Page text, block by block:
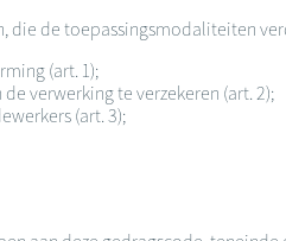
die de toepassingsmodaliteiten
(art. 1);
verwerking te verzekeren (art. 2);
(art. 3);